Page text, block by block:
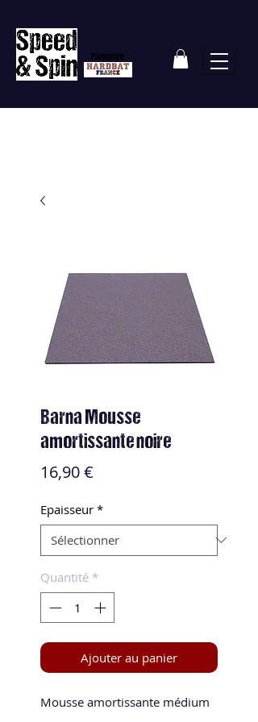
Partenaire
Barna Mousse
amortissante noire
16,90 €
Epaisseur *
Quantité *
Ajouter au panier
Mousse amortissante médium